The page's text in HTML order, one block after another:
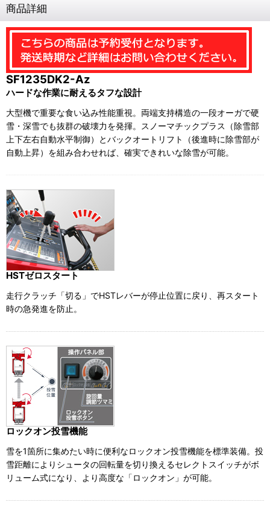
商品詳細
SF1235DK2-Az
ハードな作業に耐えるタフな設計
大型機で重要な食い込み性能重視。両端支持構造の一段オーガで硬
雪・深雪でも抜群の破壊力を発揮。スノーマチックプラス（除雪部
上下左右自動水平制御）とバックオートリフト（後進時に除雪部が
自動上昇）を組み合わせれば、確実できれいな除雪が可能。
HSTゼロスタート
走行クラッチ「切る」でHSTレバーが停止位置に戻り、再スタート
時の急発進を防止。
ロックオン投雪機能
雪を1箇所に集めたい時に便利なロックオン投雪機能を標準装備。投
雪距離によりシュータの回転量を切り換えるセレクトスイッチがボ
リューム式になり、より高度な「ロックオン」が可能。